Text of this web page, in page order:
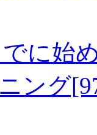
に始
ング